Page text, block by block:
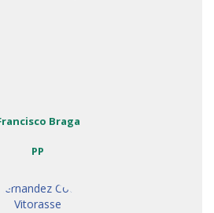
Braga
PP